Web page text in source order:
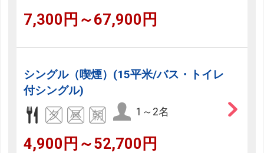
7,300円～67,900円
シングル（喫煙）(15平米/バス・トイレ
付シングル)
1～2名
4,900円～52,700円